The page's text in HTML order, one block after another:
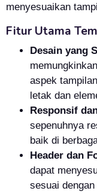
menyesuaikan
Fitur Utama
Desain yang
aspek
letak dan
Responsif
sepenuhnya
baik di
Header dan
dapat
sesuai